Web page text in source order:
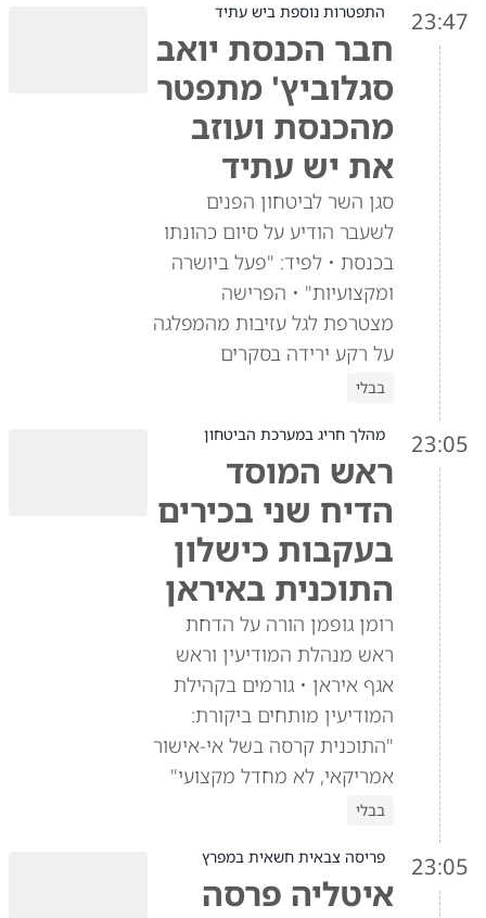
23:47 התפטרות נוספת ביש עתיד
חבר הכנסת יואב
סגלוביץ' מתפטר
מהכנסת ועוזב
את יש עתיד
סגן השר לביטחון הפנים
לשעבר הודיע על סיום כהונתו
בכנסת • לפיד: "פעל ביושרה
ומקצועיות" • הפרישה
מצטרפת לגל עזיבות מהמפלגה
על רקע ירידה בסקרים
בבלי
23:05 מהלך חריג במערכת הביטחון
ראש המוסד
הדיח שני בכירים
בעקבות כישלון
התוכנית באיראן
רומן גופמן הורה על הדחת
ראש מנהלת המודיעין וראש
אגף איראן • גורמים בקהילת
המודיעין מותחים ביקורת:
"התוכנית קרסה בשל אי-אישור
אמריקאי, לא מחדל מקצועי"
בבלי
23:05 פריסה צבאית חשאית במפרץ
איטליה פרסה